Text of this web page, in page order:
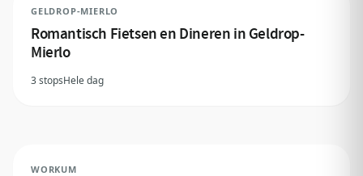
GELDROP-MIERLO
Romantisch Fietsen en Dineren in Geldrop-
Mierlo
3 stopsHele dag
WORKUM